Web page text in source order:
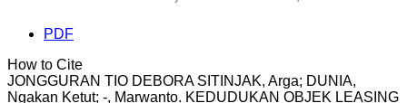
PDF
How to Cite
JONGGURAN TIO DEBORA SITINJAK, Arga; DUNIA,
Ngakan Ketut; -, Marwanto. KEDUDUKAN OBJEK LEASING